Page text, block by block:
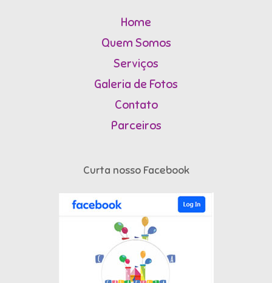
Home
Quem Somos
Serviços
Galeria de Fotos
Contato
Parceiros
Curta nosso Facebook